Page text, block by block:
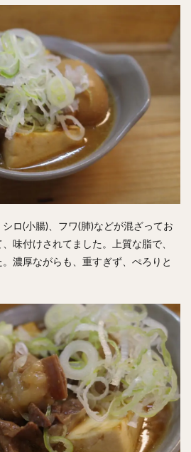
ロ(小腸)、フワ(肺)などが混ざってお
味付けされてました。上質な脂で、
濃厚ながらも、重すぎず、ぺろりと